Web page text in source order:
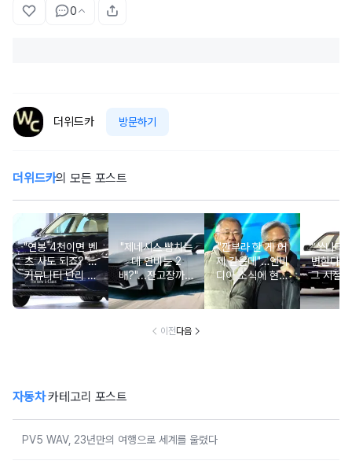
0
더위드카 방문하기
더위드카의 모든 포스트
"연봉 4천이면 벤
츠 사도 되죠?"…
커뮤니티 난리 난
'현실적 수입차' 보
니
"제네시스 뺨치는
데 연비는 2
배?"...잔고장까지
없는 신차에 '이럴
수가'
"깐부라 한 게 어
제 같은데"…엔비
디아 소식에 현대
차 '초위기 상황'
“쏘나타
변한다
그 시절
고 소식
오너들
이전다음
자동차카테고리 포스트
PV5 WAV, 23년만의 여행으로 세계를 울렸다